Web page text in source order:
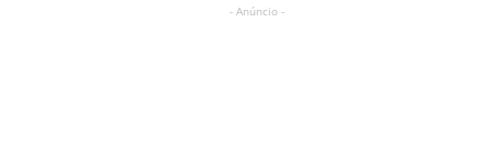
- Anúncio -